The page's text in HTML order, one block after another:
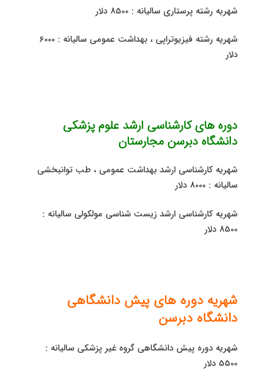
شهریه رشته پرستاری سالیانه : 8500 دلار
شهریه رشته فیزیوتراپی ، بهداشت عمومی سالیانه : 6000
دلار
دوره های کارشناسی ارشد علوم پزشکی
دانشگاه دبرسن مجارستان
شهریه کارشناسی ارشد بهداشت عمومی ، طب توانبخشی
سالیانه : 8000 دلار
شهریه کارشناسی ارشد زیست شناسی مولکولی سالیانه :
8500 دلار
شهریه دوره های پیش دانشگاهی
دانشگاه دبرسن
شهریه دوره پیش دانشگاهی گروه غیر پزشکی سالیانه :
5500 دلار